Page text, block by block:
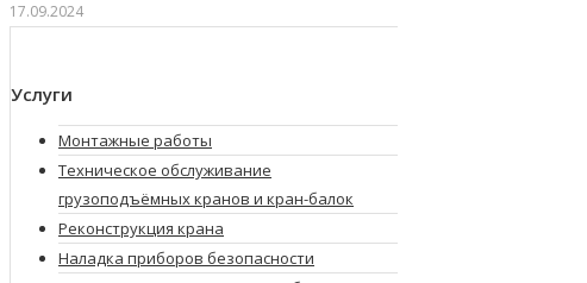
17.09.2024
Услуги
Монтажные работы
Техническое обслуживание
грузоподъёмных кранов и кран-балок
Реконструкция крана
Наладка приборов безопасности